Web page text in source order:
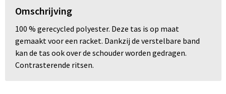
Omschrijving
100 % gerecycled polyester. Deze tas is op maat
gemaakt voor een racket. Dankzij de verstelbare band
kan de tas ook over de schouder worden gedragen.
Contrasterende ritsen.